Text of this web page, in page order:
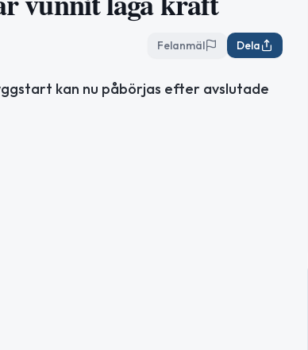
Felanmäl Dela
kan nu påbörjas efter avslutade